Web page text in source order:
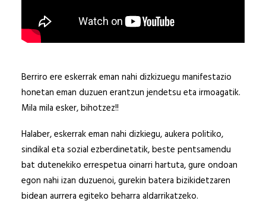
Berriro ere eskerrak eman nahi dizkizuegu manifestazio
honetan eman duzuen erantzun jendetsu eta irmoagatik.
Mila mila esker, bihotzez!!
Halaber, eskerrak eman nahi dizkiegu, aukera politiko,
sindikal eta sozial ezberdinetatik, beste pentsamendu
bat dutenekiko errespetua oinarri hartuta, gure ondoan
egon nahi izan duzuenoi, gurekin batera bizikidetzaren
bidean aurrera egiteko beharra aldarrikatzeko.